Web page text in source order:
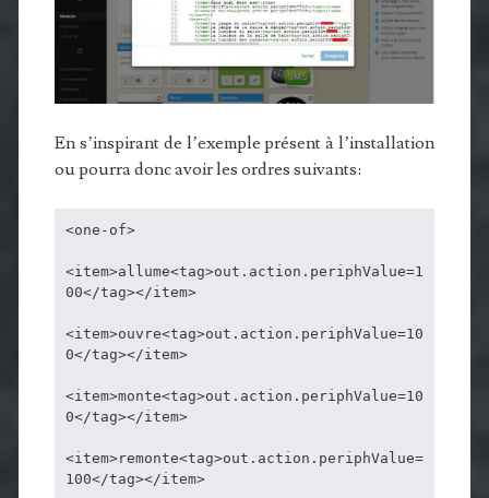
En s’inspirant de l’exemple présent à l’installation
ou pourra donc avoir les ordres suivants:
<one-of>
<item>allume<tag>out.action.periphValue=1
00</tag></item>
<item>ouvre<tag>out.action.periphValue=10
0</tag></item>
<item>monte<tag>out.action.periphValue=10
0</tag></item>
<item>remonte<tag>out.action.periphValue=
100</tag></item>